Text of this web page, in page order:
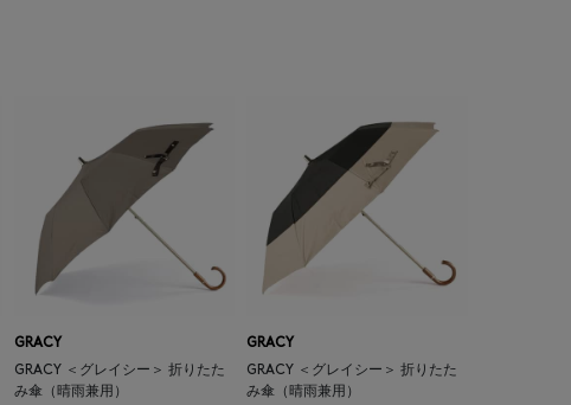
GRACY
GRACY ＜グレイシー＞ 折りたた
み傘（晴雨兼用）
GRACY
GRACY ＜グレイシー＞ 折りたた
み傘（晴雨兼用）